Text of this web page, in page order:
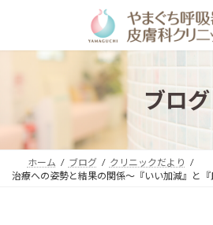
ン
プ
ー
動
ブログ
ホーム ブログ
クリニックだより
治療への姿勢と結果の関係〜『いい加減』と